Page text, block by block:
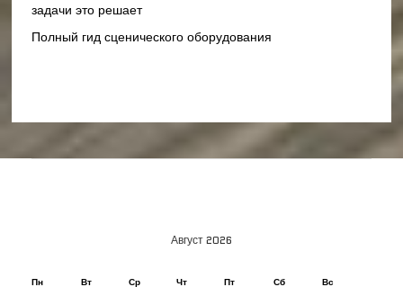
задачи это решает
Полный гид сценического оборудования
Август 2026
Пн Вт Ср Чт Пт Сб Вс